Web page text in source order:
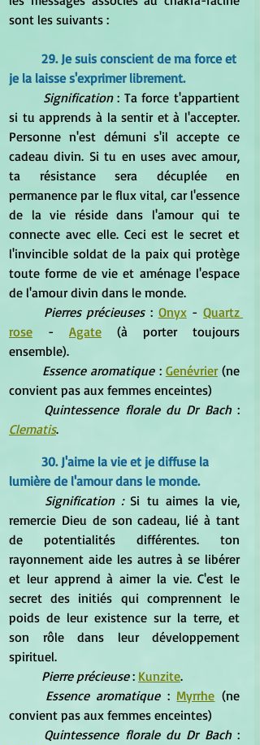
sont les suivants :
29. Je suis conscient de ma force et
je la laisse s'exprimer librement.
Signification : Ta force t'appartient
si tu apprends à la sentir et à l'accepter.
Personne n'est démuni s'il accepte ce
cadeau divin. Si tu en uses avec amour,
ta résistance sera décuplée en
permanence par le flux vital, car l'essence
de la vie réside dans l'amour qui te
connecte avec elle. Ceci est le secret et
l'invincible soldat de la paix qui protège
toute forme de vie et aménage l'espace
de l'amour divin dans le monde.
Pierres précieuses : Onyx - Quartz
rose - Agate (à porter toujours
ensemble).
Essence aromatique : Genévrier (ne
convient pas aux femmes enceintes)
Quintessence florale du Dr Bach
Clematis.
30. J'aime la vie et je diffuse la
lumière de l'amour dans le monde.
Signification : Si tu aimes la vie,
remercie Dieu de son cadeau, lié à tant
de potentialités différentes. ton
rayonnement aide les autres à se libérer
et leur apprend à aimer la vie. C'est le
secret des initiés qui comprennent le
poids de leur existence sur la terre, et
son rôle dans leur développement
spirituel.
Pierre précieuse : Kunzite.
Essence aromatique : Myrrhe (ne
convient pas aux femmes enceintes)
Quintessence florale du Dr Bach